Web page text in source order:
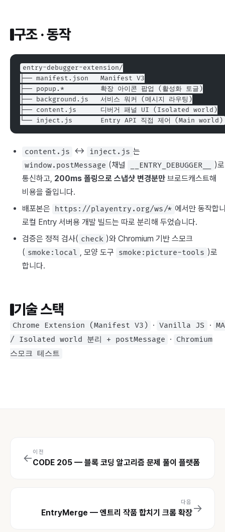
구조 · 동작
entry-debugger-extension/
├── manifest.json   Manifest V3
├── popup.*         확장 아이콘 팝업 (활성화 토글)
├── background.js   서비스 워커 (메시지 라우팅)
├── content.js      디버거 패널 UI (Isolated world)
└── inject.js       Entry API 직접 제어 (Main world)
content.js ↔ inject.js 는
window.postMessage (채널 __ENTRY_DEBUGGER__
)로
통신하고, 200ms 폴링으로 스냅샷 변경분만 브로드캐스트해
비용을 줄입니다.
배포본은 https://playentry.org/ws/* 에서만 동작합
로컬 Entry 서버용 개발 빌드는 따로 분리해 두었습니다.
검증은 정적 검사( check )와 Chromium 기반 스모크
( smoke:local , 모양 도구 smoke:picture-tools )로
합니다.
기술 스택
Chrome Extension (Manifest V3) · Vanilla JS ·
/ Isolated world 분리 + postMessage · Chromium
스모크 테스트
← 이전
CODE 205 — 블록 코딩 알고리즘 문제 풀이 플랫폼
→
다음
EntryMerge — 엔트리 작품 합치기 크롬 확장